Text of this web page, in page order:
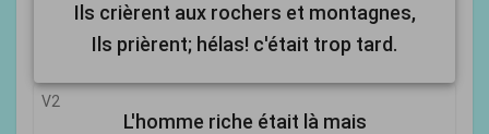
Ils crièrent aux rochers et montagnes,
Ils prièrent; hélas! c'était trop tard.
V2
L'homme riche était là mais